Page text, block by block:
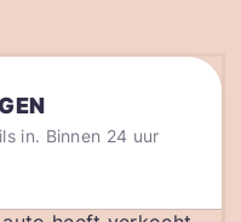
in. Binnen 24 uur